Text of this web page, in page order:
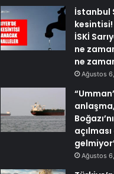
İstanbul
kesintisi!
İSKİ
ne
ne
Ağustos
Ağustos